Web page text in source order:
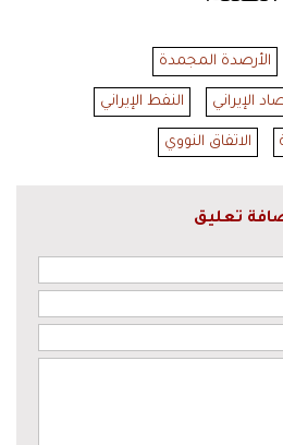
الأرصدة المجمدة
الإيراني النفط الإيراني
الاتفاق النووي
تعليق